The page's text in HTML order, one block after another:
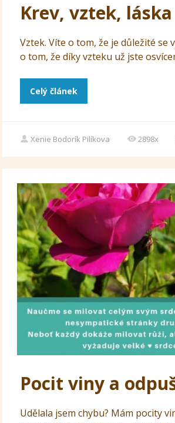
Krev, vztek, láska
Vztek. Víte o tom, že je důležité se
o tom, že díky vzteku už jste
Celý článek
Xenie Bodorík Pilíkova 2898x
Pocit viny a
Udělala jsem chybu? Mám pocity